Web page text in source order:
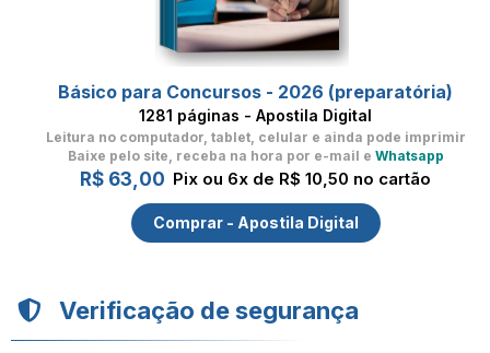
Básico para Concursos - 2026 (preparatória)
1281 páginas - Apostila Digital
Leitura no computador, tablet, celular e ainda pode imprimir
Baixe pelo site, receba na hora por e-mail e Whatsapp
R$ 63,00 Pix ou 6x de R$ 10,50 no cartão
Comprar - Apostila Digital
Verificação de segurança